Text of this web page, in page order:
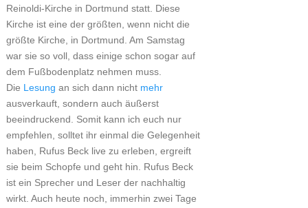
Reinoldi-Kirche in Dortmund statt. Diese
Kirche ist eine der größten, wenn nicht die
größte Kirche, in Dortmund. Am Samstag
war sie so voll, dass einige schon sogar auf
dem Fußbodenplatz nehmen muss.
Die Lesung an sich dann nicht mehr
ausverkauft, sondern auch äußerst
beeindruckend. Somit kann ich euch nur
empfehlen, solltet ihr einmal die Gelegenheit
haben, Rufus Beck live zu erleben, ergreift
sie beim Schopfe und geht hin. Rufus Beck
ist ein Sprecher und Leser der nachhaltig
wirkt. Auch heute noch, immerhin zwei Tage